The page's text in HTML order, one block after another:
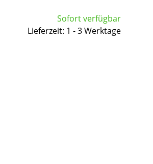
Sofort verfügbar
Lieferzeit: 1 - 3 Werktage